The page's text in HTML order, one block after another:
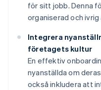
för sitt jobb. Denna
organiserad och
Integrera
företagets kultur
En effektiv
nyanställda om
också inkludera att